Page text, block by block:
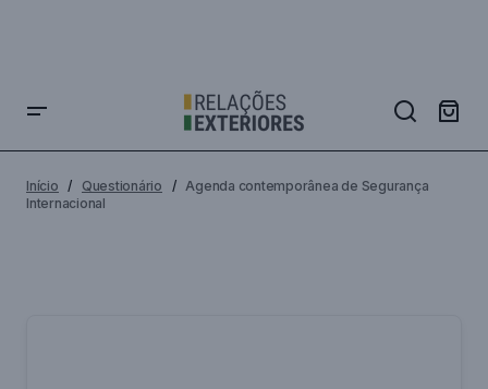
Início Questionário
Agenda contemporânea de Segurança
Internacional